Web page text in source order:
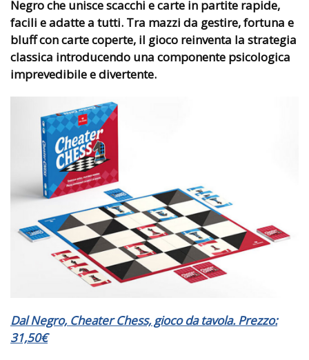
Negro che unisce scacchi e carte in partite rapide,
facili e adatte a tutti. Tra mazzi da gestire, fortuna e
bluff con carte coperte, il gioco reinventa la strategia
classica introducendo una componente psicologica
imprevedibile e divertente.
Dal Negro, Cheater Chess, gioco da tavola. Prezzo:
31,50€